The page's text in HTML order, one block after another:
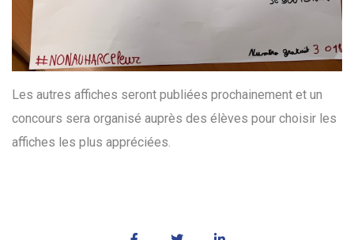
Les autres affiches seront publiées prochainement et un
concours sera organisé auprès des élèves pour choisir les
affiches les plus appréciées.